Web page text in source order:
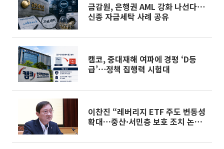
금감원, 은행권 AML 강화 나선다⋯
신종 자금세탁 사례 공유
캠코, 중대재해 여파에 경평 ‘D등
급’⋯정책 집행력 시험대
이찬진 “레버리지 ETF 주도 변동성
확대…중산·서민층 보호 조치 논